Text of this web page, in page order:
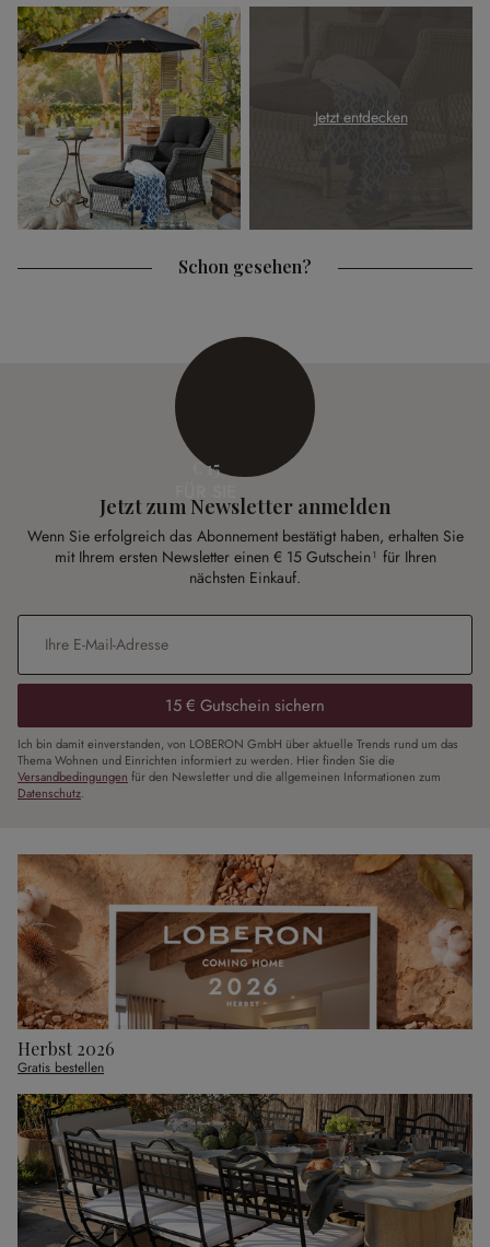
Jetzt entdecken
Schon gesehen?
€ 15
Jetzt zum Newsletter anmelden
Wenn Sie erfolgreich das Abonnement bestätigt haben, erhalten Sie
mit Ihrem ersten Newsletter einen € 15 Gutschein¹ für Ihren
nächsten Einkauf.
E-Mail-Adresse
15 € Gutschein sichern
Ich bin damit einverstanden, von LOBERON GmbH über aktuelle Trends rund um das
Thema Wohnen und Einrichten informiert zu werden. Hier finden Sie die
Versandbedingungen für den Newsletter und die allgemeinen Informationen zum
Datenschutz.
Herbst 2026
Gratis bestellen